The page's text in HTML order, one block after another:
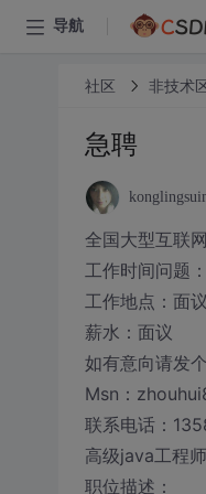
导航
社区 非技术
急聘
全国大型互联
工作时间问题
工作地点：面议
薪水：面议
如有意向请发
Msn：
联系电话：
高级java工程
职位描述：